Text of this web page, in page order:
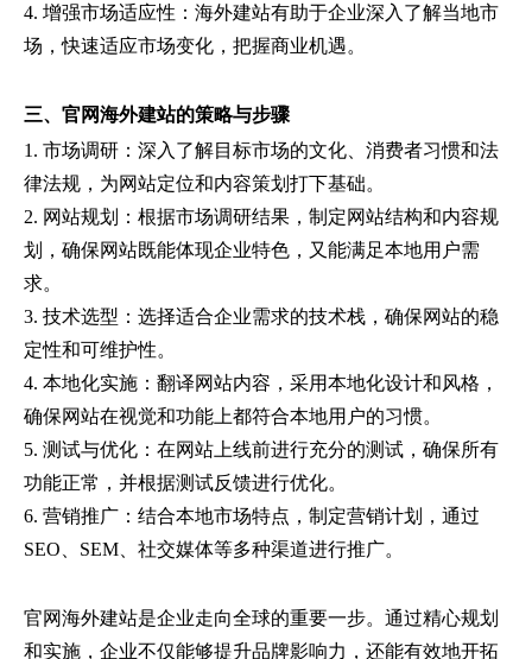
4. 增强市场适应性：海外建站有助于企业深入了解当地市
场，快速适应市场变化，把握商业机遇。
三、官网海外建站的策略与步骤
1. 市场调研：深入了解目标市场的文化、消费者习惯和法
律法规，为网站定位和内容策划打下基础。
2. 网站规划：根据市场调研结果，制定网站结构和内容规
划，确保网站既能体现企业特色，又能满足本地用户需
求。
3. 技术选型：选择适合企业需求的技术栈，确保网站的稳
定性和可维护性。
4. 本地化实施：翻译网站内容，采用本地化设计和风格，
确保网站在视觉和功能上都符合本地用户的习惯。
5. 测试与优化：在网站上线前进行充分的测试，确保所有
功能正常，并根据测试反馈进行优化。
6. 营销推广：结合本地市场特点，制定营销计划，通过
SEO、SEM、社交媒体等多种渠道进行推广。
官网海外建站是企业走向全球的重要一步。通过精心规划
和实施，企业不仅能够提升品牌影响力，还能有效地开拓